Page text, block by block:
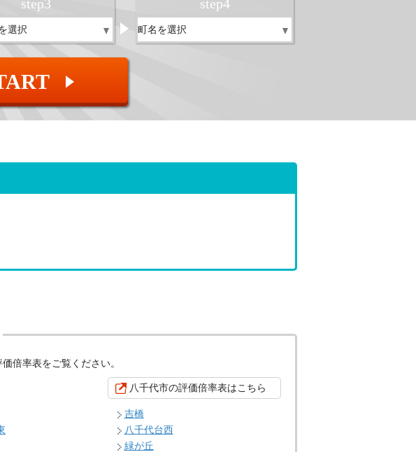
step3 step4
▲
倍率表をご覧ください。
八千代市の評価倍率表はこちら
吉橋
八千代台西
緑が丘